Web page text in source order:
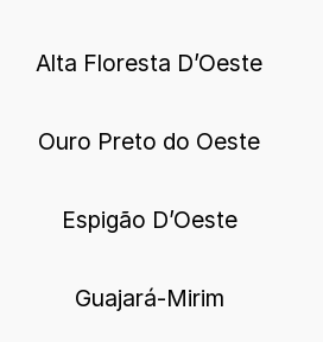
Alta Floresta D’Oeste
Ouro Preto do Oeste
Espigão D’Oeste
Guajará-Mirim